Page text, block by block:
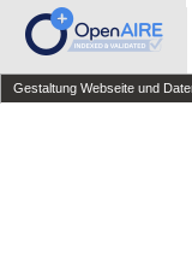
Gestaltung Webseite und